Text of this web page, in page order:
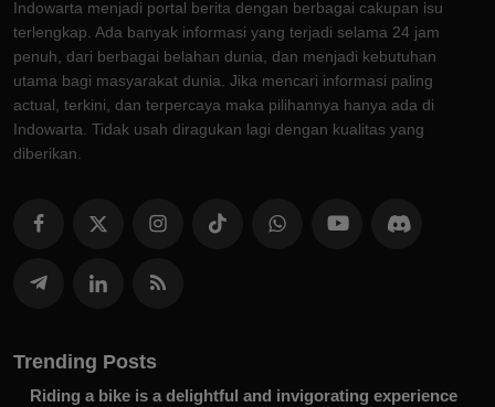
Indowarta menjadi portal berita dengan berbagai cakupan isu
terlengkap. Ada banyak informasi yang terjadi selama 24 jam
penuh, dari berbagai belahan dunia, dan menjadi kebutuhan
utama bagi masyarakat dunia. Jika mencari informasi paling
actual, terkini, dan terpercaya maka pilihannya hanya ada di
Indowarta. Tidak usah diragukan lagi dengan kualitas yang
diberikan.
Trending Posts
Riding a bike is a delightful and invigorating experience